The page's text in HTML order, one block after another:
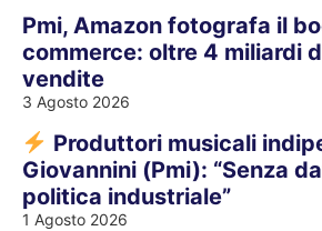
Pmi, Amazon fotografa il
commerce: oltre 4 miliardi
vendite
3 Agosto 2026
Produttori musicali
Giovannini (Pmi): “Senza
politica industriale”
1 Agosto 2026